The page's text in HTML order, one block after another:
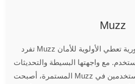
Muzz
تفرد Muzz كمنصة رسائل ثورية تعطي الأولوية للأمان
مع واجهتها البسيطة والتحديثات
المستمرة، أصبحت Muzz بسرعة خيارًا مفضلًا للمستخدمين في